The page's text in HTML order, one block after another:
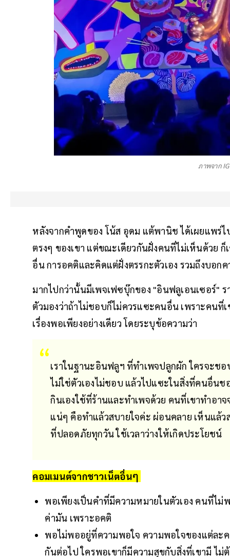
ภาพจาก
หลังจากคำพูดของ โน้ส อุดม แต้พานิช ได้เผยแพร่
ตรงๆ ของเขา แต่ขณะเดียวกันฝั่งคนที่ไม่เห็นด้วย
อื่น การอคติและคิดแต่ฝั่งตรรกะตัวเอง รวมถึงบอก
มากไปกว่านั้นมีเพจเฟซบุ๊กของ "อินฟลูเอนเซอร์"
ตัวมองว่าถ้าไม่ชอบก็ไม่ควรแซะคนอื่น เพราะคนที่
เรื่องพอเพียงอย่างเดียว โดยระบุข้อความว่า
เราในฐานะอินฟลูฯ ที่ทำเพจปลูกผัก ใครจะช
ไม่ใช่ตัวเองไม่ชอบ แล้วไปแซะในสิ่งที่คนอื่นช
กินเองใช้ที่ร้านและทำเพจด้วย คนที่เขาทำอา
แน่ๆ คือทำแล้วสบายใจค่ะ ผ่อนคลาย เห็นแล้
ที่ปลอดภัยทุกวัน ใช้เวลาว่างให้เกิดประโยชน์
คอมเมนต์จากชาวเน็ตอื่นๆ
พอเพียงเป็นคำที่มีความหมายในตัวเอง คนที่ไ
ค่ามัน เพราะอคติ
พอไม่พออยู่ที่ความพอใจ ความพอใจของแต่ละ
กันต่อไป ใครพอเขาก็มีความสุขกับสิ่งที่เขามี ไม่